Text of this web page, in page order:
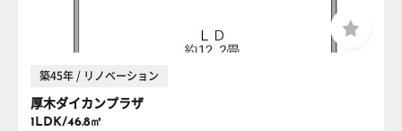
築45年 / リノベーション
厚木ダイカンプラザ
1LDK/46.8㎡